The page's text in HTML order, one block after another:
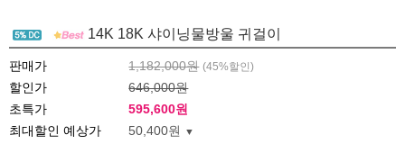
14K 18K 샤이닝물방울 귀걸이
판매가 1,182,000원 (45%할인)
할인가
646,000원
초특가
595,600원
최대할인 예상가
50,400원